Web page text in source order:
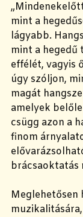
mint a
lágyabb.
mint a hegedű
effélét, vagyis
úgy szóljon,
magát
amelyek
csügg azon a
finom
brácsaoktatás